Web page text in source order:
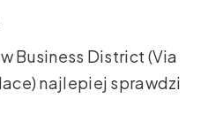
Business District (Via
najlepiej sprawdzi